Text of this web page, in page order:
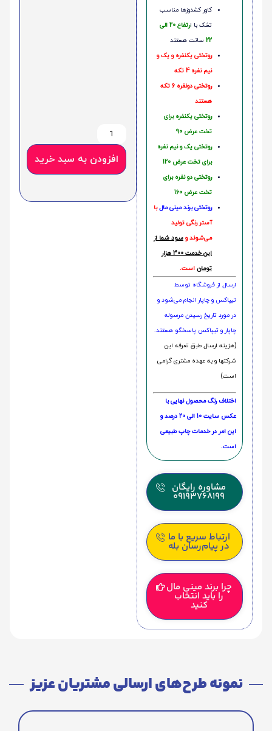
کاور کشدوزها مناسب
تشک با ا
رتفاع 20 الی
22 سانت هستند
روتختی یکنفره و یک و
نیم نفره 4 تکه
روتختی دونفره 6 تکه
هستند
روتختی یکنفره برای
تخت عرض 90
روتختی یک و نیم نفره
برای تخت عرض 120
روتختی دو نفره برای
تخت عرض 160
روتختی‌ برند مینی مالبا
آستر رنگی تولید
می‌شوند و سود شما از
این خدمت 300 هزار
تومان است.
ارسال از فروشگاه توسط
تیپاکس و چاپار انجام می‌شود و
در مورد تاریخ رسیدن مرسوله
چاپار و تیپاکس پاسخگو هستند.
(هزینه ارسال طبق تعرفه این
شرکتها و به عهده مشتری گرامی
است)
اختلاف رنگ محصول نهایی با
عکس سایت 10 الی 20 درصد و
این امر در خدمات چاپ طبیعی
است.
مشاوره رایگان
09193768199
ارتباط سریع با ما
در پیام‌رسان بله
چرا برند مینی مال
را باید انتخاب
کنید
افزودن به سبد خرید
نمونه طرح‌های ارسالی مشتریان عزیز